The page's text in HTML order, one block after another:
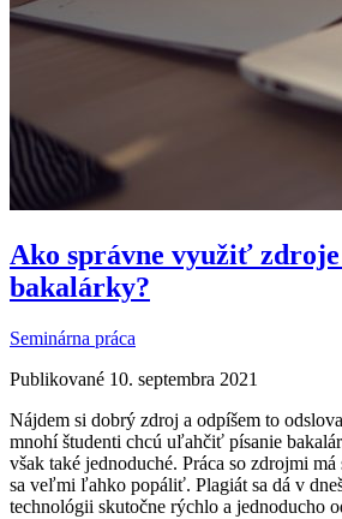
Ako správne využiť
bakalárky?
Seminárna práca
Publikované 10. septembra 2021
Nájdem si dobrý zdroj a odpíšem to
mnohí študenti chcú uľahčiť písanie
však také jednoduché. Práca so zdrojmi
sa veľmi ľahko popáliť. Plagiát sa dá v
technológii skutočne rýchlo a jednoducho